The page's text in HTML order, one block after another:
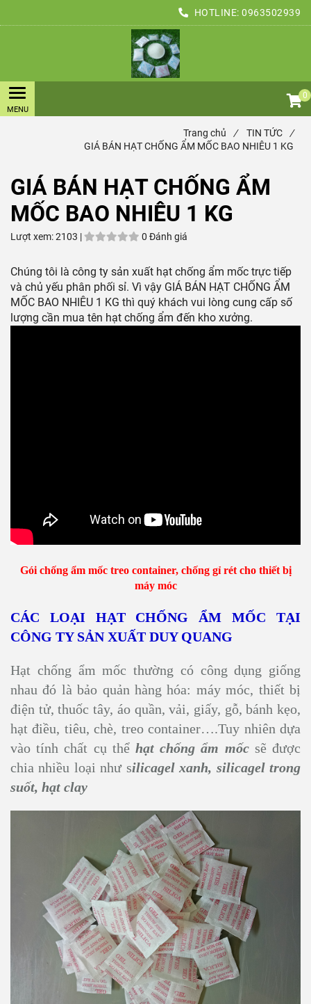
HOTLINE: 0963502939
0
Trang chủ / TIN TỨC
/
GIÁ BÁN HẠT CHỐNG ẨM MỐC BAO NHIÊU 1 KG
GIÁ BÁN HẠT CHỐNG ẨM
MỐC BAO NHIÊU 1 KG
Lượt xem:2103 | 0 Đánh giá
Chúng tôi là công ty sản xuất hạt chống ẩm mốc trực tiếp
và chủ yếu phân phối sỉ. Vì vậy GIÁ BÁN HẠT CHỐNG ẨM
MỐC BAO NHIÊU 1 KG thì quý khách vui lòng cung cấp số
lượng cần mua tên hạt chống ẩm đến kho xưởng.
Gói chống ẩm mốc treo container, chống gỉ rét cho thiết bị
máy móc
CÁC LOẠI HẠT CHỐNG ẨM MỐC TẠI
CÔNG TY SẢN XUẤT DUY QUANG
Hạt chống ẩm mốc thường có công dụng giống
nhau đó là bảo quản hàng hóa: máy móc, thiết bị
điện tử, thuốc tây, áo quần, vải, giấy, gỗ, bánh kẹo,
hạt điều, tiêu, chè, treo container….Tuy nhiên dựa
vào tính chất cụ thể hạt chống ẩm mốcsẽ được
chia nhiều loại như silicagel xanh, silicagel trong
suốt, hạt clay